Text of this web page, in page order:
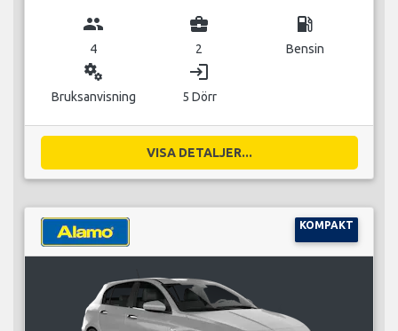
group
4
business_center
2
local_gas_station
Bensin
miscellaneous_services
Bruksanvisning
login
5 Dörr
VISA DETALJER...
KOMPAKT